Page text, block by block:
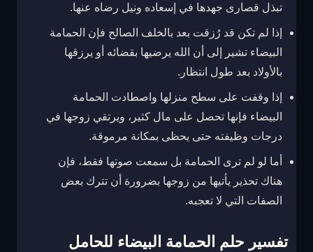
تبذل قصارى جهدها في إسعاده ونيل رضاه عنها.
إذا لم تكن قد رُزقت بعد بالخلف الصالح فإن الحمامة
البيضاء تشير إلى أن الله يرضيها بقضائه أو يرزقها
بالأولاد بعد طول انتظار.
إذا وقفت على سطح منزلها واصطادت الحمامة
البيضاء فإنها تحصل على مال كثير، ويرتقي زوجها في
درجات وظيفته حتى يحظى بمكانة مرموقة.
أما لو لم ترى الحمامة بل سمعت صوتها فقط، فإن
هناك تحذير يأتيها من زوجها بضرورة أن تترك بعض
الصفات التي لا تعجبه.
تفسير حلم الحمامة البيضاء للحامل